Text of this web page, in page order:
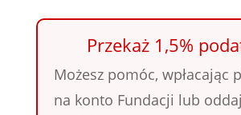
Przekaż 1,5%
Możesz pomóc, wpłacając
na konto Fundacji lub